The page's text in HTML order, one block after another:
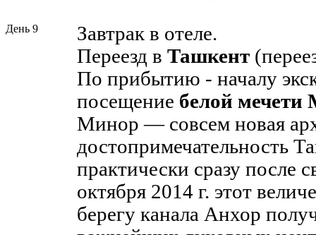
День 9
Завтрак в отеле.
Переезд в Ташкент
По прибытию - началу
посещение белой мечети
Минор — совсем новая
достопримечательность
практически сразу после
октября 2014 г. этот
берегу канала Анхор